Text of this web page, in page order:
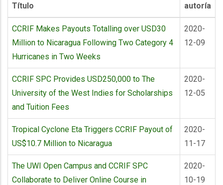
Título
autoría
CCRIF Makes Payouts Totalling over USD30
Million to Nicaragua Following Two Category 4
Hurricanes in Two Weeks
2020-
12-09
CCRIF SPC Provides USD250,000 to The
University of the West Indies for Scholarships
and Tuition Fees
2020-
12-05
Tropical Cyclone Eta Triggers CCRIF Payout of
US$10.7 Million to Nicaragua
2020-
11-17
The UWI Open Campus and CCRIF SPC
Collaborate to Deliver Online Course in
2020-
10-19